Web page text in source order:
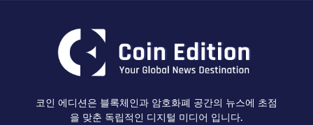
코인 에디션은 블록체인과 암호화폐 공간의 뉴스에 초점
을 맞춘 독립적인 디지털 미디어 입니다.